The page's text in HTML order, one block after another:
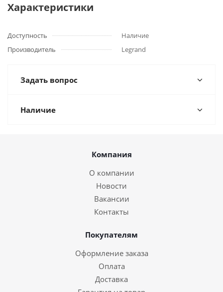
Характеристики
Доступность
Наличие
Производитель
Legrand
Задать вопрос
Наличие
Компания
О компании
Новости
Вакансии
Контакты
Покупателям
Оформление заказа
Оплата
Доставка